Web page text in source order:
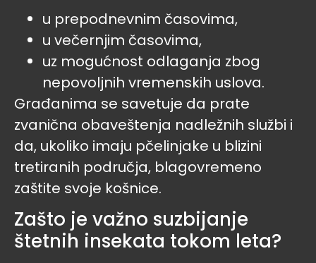
u prepodnevnim časovima,
u večernjim časovima,
uz mogućnost odlaganja zbog
nepovoljnih vremenskih uslova.
Građanima se savetuje da prate
zvanična obaveštenja nadležnih službi i
da, ukoliko imaju pčelinjake u blizini
tretiranih područja, blagovremeno
zaštite svoje košnice.
Zašto je važno suzbijanje
štetnih insekata tokom leta?